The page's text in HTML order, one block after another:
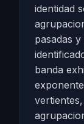
identidad
pasadas
banda